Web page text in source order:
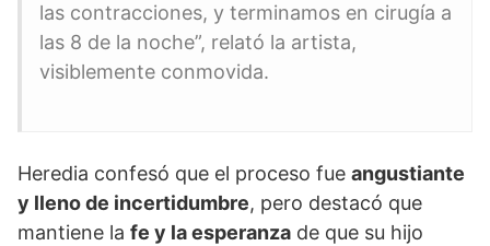
las contracciones, y terminamos en cirugía a
las 8 de la noche”, relató la artista,
visiblemente conmovida.
Heredia confesó que el proceso fue angustiante
y lleno de incertidumbre, pero destacó que
mantiene la fe y la esperanza de que su hijo